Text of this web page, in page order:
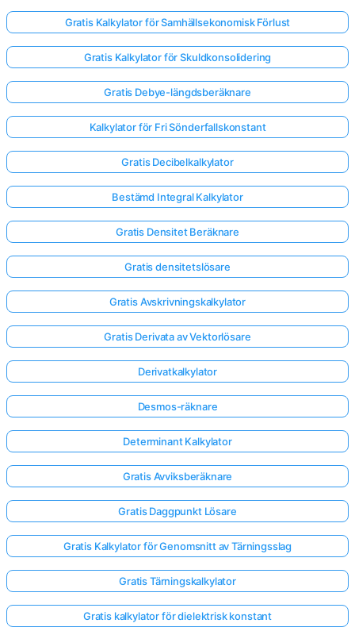
Gratis Kalkylator för Samhällsekonomisk Förlust
Gratis Kalkylator för Skuldkonsolidering
Gratis Debye-längdsberäknare
Kalkylator för Fri Sönderfallskonstant
Gratis Decibelkalkylator
Bestämd Integral Kalkylator
Gratis Densitet Beräknare
Gratis densitetslösare
Gratis Avskrivningskalkylator
Gratis Derivata av Vektorlösare
Derivatkalkylator
Desmos-räknare
Determinant Kalkylator
Gratis Avviksberäknare
Gratis Daggpunkt Lösare
Gratis Kalkylator för Genomsnitt av Tärningsslag
Gratis Tärningskalkylator
Gratis kalkylator för dielektrisk konstant